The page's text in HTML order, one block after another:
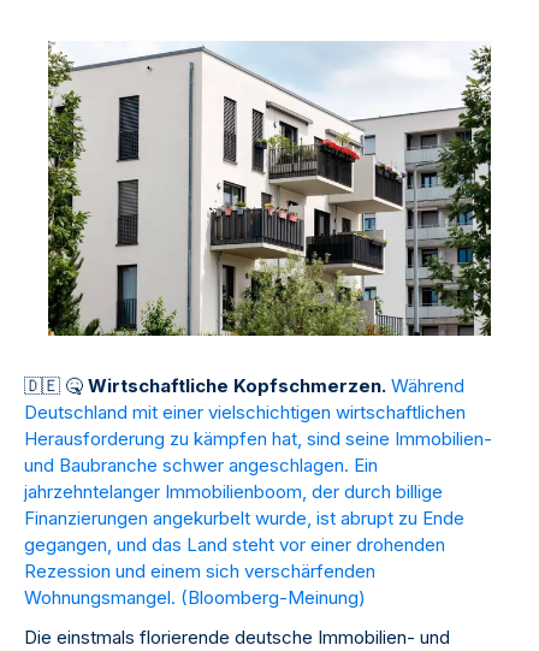
🇩🇪 🤒 Wirtschaftliche Kopfschmerzen. Während
Deutschland mit einer vielschichtigen wirtschaftlichen
Herausforderung zu kämpfen hat, sind seine Immobilien-
und Baubranche schwer angeschlagen. Ein
jahrzehntelanger Immobilienboom, der durch billige
Finanzierungen angekurbelt wurde, ist abrupt zu Ende
gegangen, und das Land steht vor einer drohenden
Rezession und einem sich verschärfenden
Wohnungsmangel. (Bloomberg-Meinung)
Die einstmals florierende deutsche Immobilien- und